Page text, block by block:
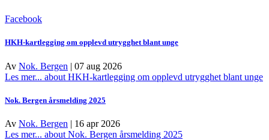
Facebook
HKH-kartlegging om opplevd utrygghet blant unge
Av Nok. Bergen | 07 aug 2026
Les mer... about HKH-kartlegging om opplevd utrygghet blant unge
Nok. Bergen årsmelding 2025
Av Nok. Bergen | 16 apr 2026
Les mer... about Nok. Bergen årsmelding 2025